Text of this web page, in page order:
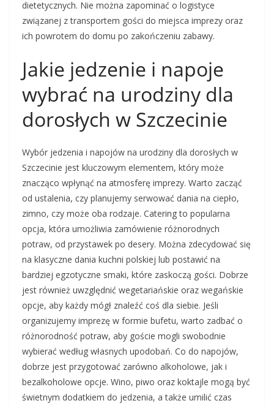
dietetycznych. Nie można zapominać o logistyce
związanej z transportem gości do miejsca imprezy oraz
ich powrotem do domu po zakończeniu zabawy.
Jakie jedzenie i napoje
wybrać na urodziny dla
dorosłych w Szczecinie
Wybór jedzenia i napojów na urodziny dla dorosłych w
Szczecinie jest kluczowym elementem, który może
znacząco wpłynąć na atmosferę imprezy. Warto zacząć
od ustalenia, czy planujemy serwować dania na ciepło,
zimno, czy może oba rodzaje. Catering to popularna
opcja, która umożliwia zamówienie różnorodnych
potraw, od przystawek po desery. Można zdecydować się
na klasyczne dania kuchni polskiej lub postawić na
bardziej egzotyczne smaki, które zaskoczą gości. Dobrze
jest również uwzględnić wegetariańskie oraz wegańskie
opcje, aby każdy mógł znaleźć coś dla siebie. Jeśli
organizujemy imprezę w formie bufetu, warto zadbać o
różnorodność potraw, aby goście mogli swobodnie
wybierać według własnych upodobań. Co do napojów,
dobrze jest przygotować zarówno alkoholowe, jak i
bezalkoholowe opcje. Wino, piwo oraz koktajle mogą być
świetnym dodatkiem do jedzenia, a także umilić czas